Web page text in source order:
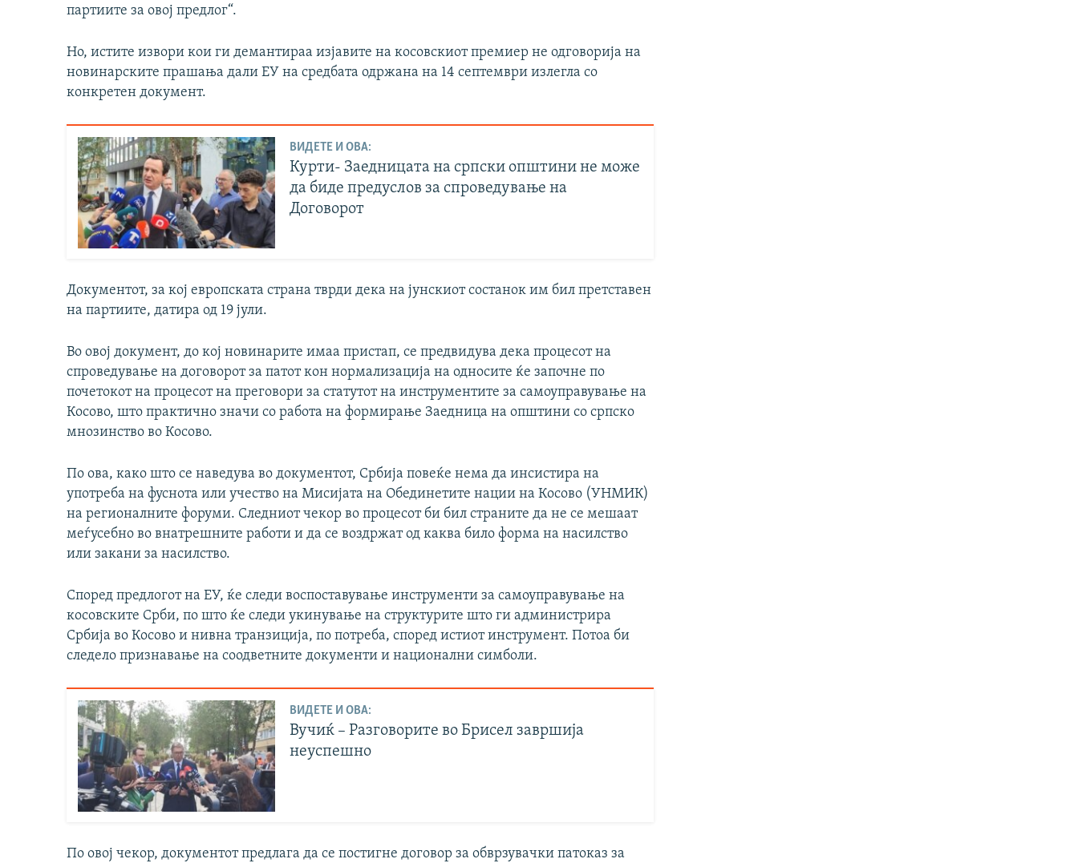
партиите за овој предлог“.
Но, истите извори кои ги демантираа изјавите на косовскиот премиер не одговорија на
новинарските прашања дали ЕУ на средбата одржана на 14 септември излегла со
конкретен документ.
ВИДЕТЕ И ОВА:
Курти- Заедницата на српски општини не може
да биде предуслов за спроведување на
Договорот
Документот, за кој европската страна тврди дека на јунскиот состанок им бил претставен
на партиите, датира од 19 јули.
Во овој документ, до кој новинарите имаа пристап, се предвидува дека процесот на
спроведување на договорот за патот кон нормализација на односите ќе започне по
почетокот на процесот на преговори за статутот на инструментите за самоуправување на
Косово, што практично значи со работа на формирање Заедница на општини со српско
мнозинство во Косово.
По ова, како што се наведува во документот, Србија повеќе нема да инсистира на
употреба на фуснота или учество на Мисијата на Обединетите нации на Косово (УНМИК)
на регионалните форуми. Следниот чекор во процесот би бил страните да не се мешаат
меѓусебно во внатрешните работи и да се воздржат од каква било форма на насилство
или закани за насилство.
Според предлогот на ЕУ, ќе следи воспоставување инструменти за самоуправување на
косовските Срби, по што ќе следи укинување на структурите што ги администрира
Србија во Косово и нивна транзиција, по потреба, според истиот инструмент. Потоа би
следело признавање на соодветните документи и национални симболи.
ВИДЕТЕ И ОВА:
Вучиќ – Разговорите во Брисел завршија
неуспешно
По овој чекор, документот предлага да се постигне договор за обврзувачки патоказ за